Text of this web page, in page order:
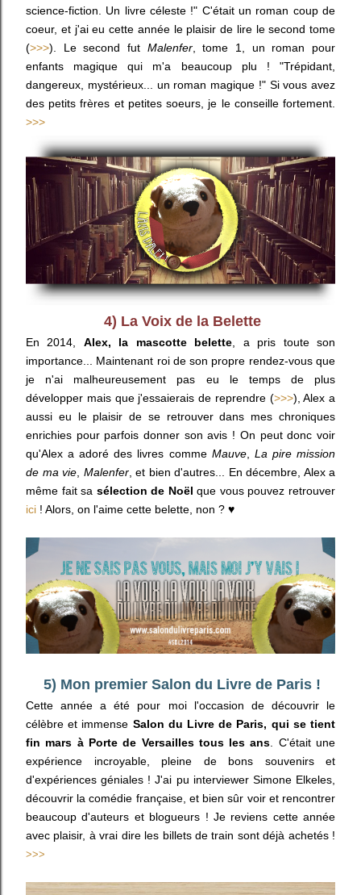
science-fiction. Un livre céleste !" C'était un roman coup de
coeur, et j'ai eu cette année le plaisir de lire le second tome
(>>>). Le second fut Malenfer, tome 1, un roman pour
enfants magique qui m'a beaucoup plu ! "Trépidant,
dangereux, mystérieux... un roman magique !" Si vous avez
des petits frères et petites soeurs, je le conseille fortement.
>>>
4) La Voix de la Belette
En 2014, Alex, la mascotte belette , a pris toute son
importance... Maintenant roi de son propre rendez-vous que
je n'ai malheureusement pas eu le temps de plus
développer mais que j'essaierais de reprendre (>>>), Alex a
aussi eu le plaisir de se retrouver dans mes chroniques
enrichies pour parfois donner son avis ! On peut donc voir
qu'Alex a adoré des livres comme Mauve, La pire mission
de ma vie Malenfer, et bien d'autres... En décembre, Alex a
même fait sa sélection de Noël que vous pouvez retrouver
ici ! Alors, on l'aime cette belette, non ? ♥
5) Mon premier Salon du Livre de Paris !
Cette année a été pour moi l'occasion de découvrir le
célèbre et immense Salon du Livre de Paris, qui se tient
fin mars à Porte de Versailles tous les ans . C'était une
expérience incroyable, pleine de bons souvenirs et
d'expériences géniales ! J'ai pu interviewer Simone Elkeles,
découvrir la comédie française, et bien sûr voir et rencontrer
beaucoup d'auteurs et blogueurs ! Je reviens cette année
avec plaisir, à vrai dire les billets de train sont déjà achetés !
>>>